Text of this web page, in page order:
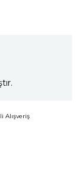
Alışveriş